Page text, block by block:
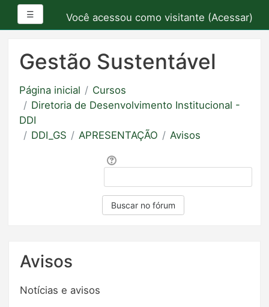
principal
☰ Painel lateralVocê acessou como visitante (Acessar)
Gestão Sustentável
Página inicial
Cursos
Diretoria de Desenvolvimento Institucional -
DDI
DDI_GS
APRESENTAÇÃO
Avisos
Buscar
Buscar no fórum
Avisos
Notícias e avisos